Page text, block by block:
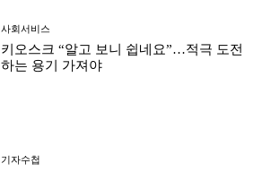
사회서비스
키오스크 “알고 보니 쉽네요”…적극 도전
하는 용기 가져야
기자수첩